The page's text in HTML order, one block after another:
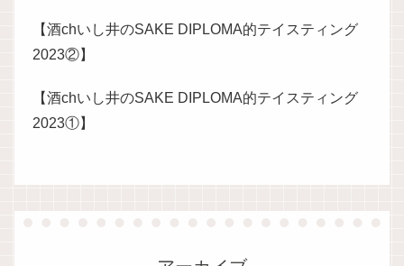
【酒chいし井のSAKE DIPLOMA的テイスティング
2023②】
【酒chいし井のSAKE DIPLOMA的テイスティング
2023①】